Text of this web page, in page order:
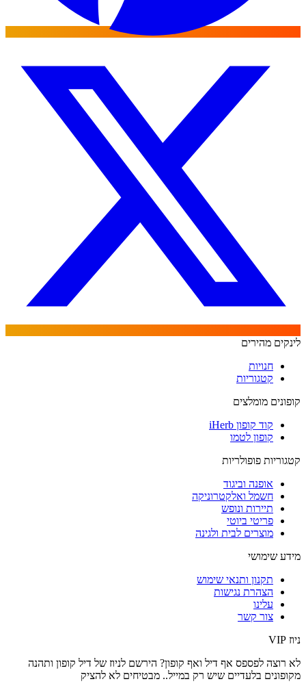
לינקים מהירים
חנויות
קטגוריות
קופונים מומלצים
קוד קופון iHerb
קופון לטמו
קטגוריות פופולריות
אופנה וביגוד
חשמל ואלקטרוניקה
תיירות ונופש
פריטי ביוטי
מוצרים לבית ולגינה
מידע שימושי
תקנון ותנאי שימוש
הצהרת נגישות
עלינו
צור קשר
ניוז VIP
לא רוצה לפספס אף דיל ואף קופון? הירשם לניוז של דיל קופון ותהנה
מקופונים בלעדיים שיש רק במייל.. מבטיחים לא להציק